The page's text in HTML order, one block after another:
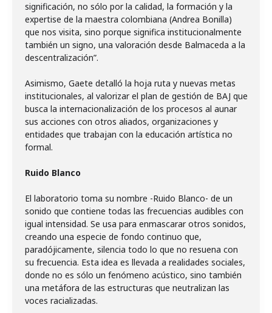
significación, no sólo por la calidad, la formación y la
expertise de la maestra colombiana (Andrea Bonilla)
que nos visita, sino porque significa institucionalmente
también un signo, una valoración desde Balmaceda a la
descentralización”.
Asimismo, Gaete detalló la hoja ruta y nuevas metas
institucionales, al valorizar el plan de gestión de BAJ que
busca la internacionalización de los procesos al aunar
sus acciones con otros aliados, organizaciones y
entidades que trabajan con la educación artística no
formal.
Ruido Blanco
El laboratorio toma su nombre -Ruido Blanco- de un
sonido que contiene todas las frecuencias audibles con
igual intensidad. Se usa para enmascarar otros sonidos,
creando una especie de fondo continuo que,
paradójicamente, silencia todo lo que no resuena con
su frecuencia. Esta idea es llevada a realidades sociales,
donde no es sólo un fenómeno acústico, sino también
una metáfora de las estructuras que neutralizan las
voces racializadas.